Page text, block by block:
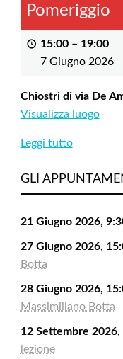
Pomeriggio
15:00 – 19:00
7 Giugno 2026
Chiostri di via De
Visualizza luogo
Leggi tutto
GLI
21 Giugno 2026,
27 Giugno 2026,
Botta
28 Giugno 2026,
Massimiliano Botta
12 Settembre 2026,
lezione